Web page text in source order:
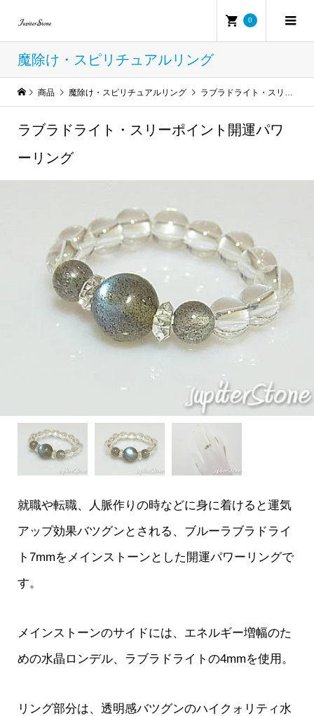
0
魔除け・スピリチュアルリング
商品 魔除け・スピリチュアルリング ラブラドライト・スリーポイント開運パワーリング
ラブラドライト・スリーポイント開運パワ
ーリング
就職や転職、人脈作りの時などに身に着けると運気
アップ効果バツグンとされる、ブルーラブラドライ
ト7mmをメインストーンとした開運パワーリングで
す。
メインストーンのサイドには、エネルギー増幅のた
めの水晶ロンデル、ラブラドライトの4mmを使用。
リング部分は、透明感バツグンのハイクォリティ水